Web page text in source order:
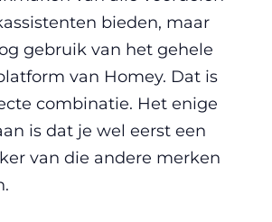
bieden, maar
gebruik van het gehele
van Homey. Dat is
combinatie. Het enige
is dat je wel eerst een
van die andere merken